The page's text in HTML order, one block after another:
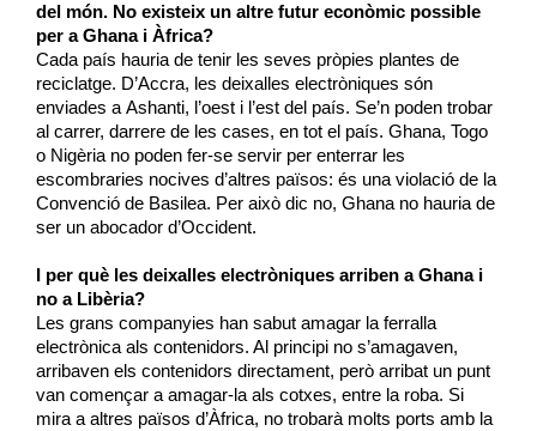
del món. No existeix un altre futur econòmic possible
per a Ghana i Àfrica?
Cada país hauria de tenir les seves pròpies plantes de
reciclatge. D’Accra, les deixalles electròniques són
enviades a Ashanti, l’oest i l’est del país. Se’n poden trobar
al carrer, darrere de les cases, en tot el país. Ghana, Togo
o Nigèria no poden fer-se servir per enterrar les
escombraries nocives d’altres països: és una violació de la
Convenció de Basilea. Per això dic no, Ghana no hauria de
ser un abocador d’Occident.
I per què les deixalles electròniques arriben a Ghana i
no a Libèria?
Les grans companyies han sabut amagar la ferralla
electrònica als contenidors. Al principi no s’amagaven,
arribaven els contenidors directament, però arribat un punt
van començar a amagar-la als cotxes, entre la roba. Si
mira a altres països d’Àfrica, no trobarà molts ports amb la